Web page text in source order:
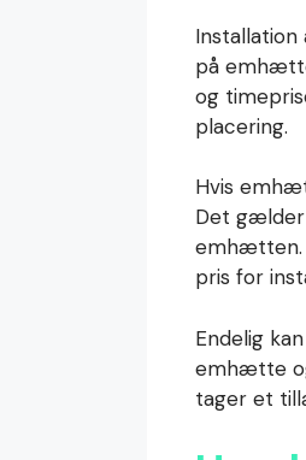
på
og
placering.
Hvis
Det gælder
emhætten.
pris for
Endelig
emhætte
tager et